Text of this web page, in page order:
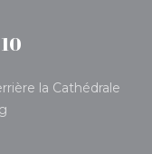
la Cathédrale
((opent in een nieuw